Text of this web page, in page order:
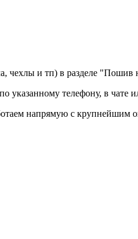
чехлы и тп) в разделе "Пошив
указанному телефону, в чате
напрямую с